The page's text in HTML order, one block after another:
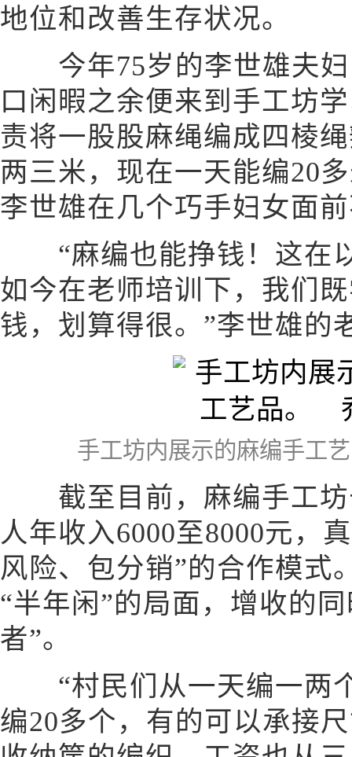
地位和改善生存状况。
今年75岁的李世雄夫妇
口闲暇之余便来到手工坊
责将一股股麻绳编成四棱
两三米，现在一天能编20
李世雄在几个巧手妇女面
“麻编也能挣钱！这在
如今在老师培训下，我们
钱，划算得很。”李世雄的
手工坊内展示的麻编手工
截至目前，麻编手工坊
人年收入6000至8000元，
风险、包分销”的合作模式
“半年闲”的局面，增收的
者”。
“村民们从一天编一两
编20多个，有的可以承接